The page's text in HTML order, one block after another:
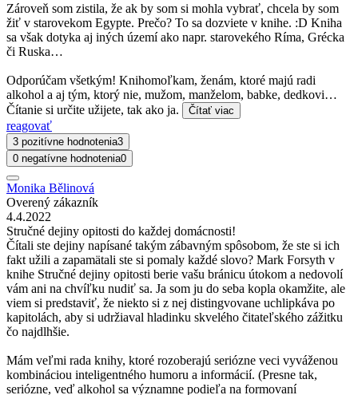
Zároveň som zistila, že ak by som si mohla vybrať, chcela by som
žiť v starovekom Egypte. Prečo? To sa dozviete v knihe. :D Kniha
sa však dotyka aj iných území ako napr. starovekého Ríma, Grécka
či Ruska…
Odporúčam všetkým! Knihomoľkam, ženám, ktoré majú radi
alkohol a aj tým, ktorý nie, mužom, manželom, babke, dedkovi…
Čítanie si určite užijete, tak ako ja.
Čítať viac
reagovať
3 pozitívne hodnotenia3
0 negatívne hodnotenia0
Monika Bělinová
Overený zákazník
4.4.2022
Stručné dejiny opitosti do každej domácnosti!
Čítali ste dejiny napísané takým zábavným spôsobom, že ste si ich
fakt užili a zapamätali ste si pomaly každé slovo? Mark Forsyth v
knihe Stručné dejiny opitosti berie vašu bránicu útokom a nedovolí
vám ani na chvíľku nudiť sa. Ja som ju do seba kopla okamžite, ale
viem si predstaviť, že niekto si z nej distingvovane uchlipkáva po
kapitolách, aby si udržiaval hladinku skvelého čitateľského zážitku
čo najdlhšie.
Mám veľmi rada knihy, ktoré rozoberajú seriózne veci vyváženou
kombináciou inteligentného humoru a informácií. (Presne tak,
seriózne, veď alkohol sa významne podieľa na formovaní